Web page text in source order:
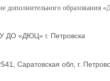
дополнительного образования
ДО «ДЮЦ» г. Петровска
Саратовская обл, г.